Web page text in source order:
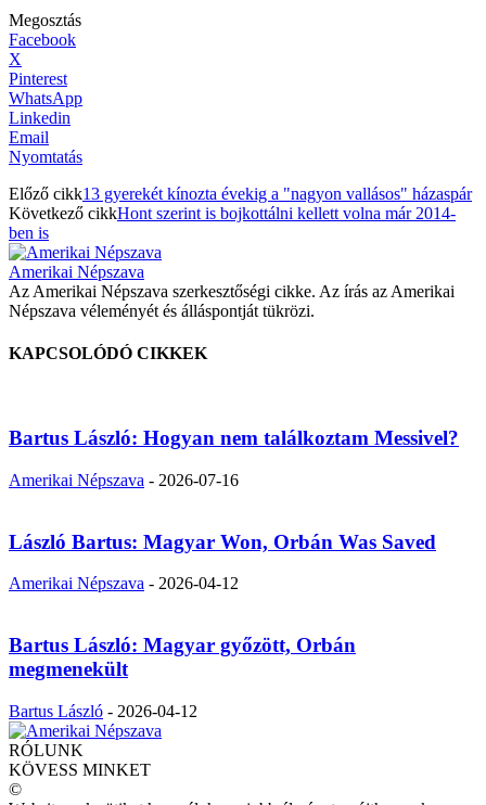
Megosztás
Facebook
X
Pinterest
WhatsApp
Linkedin
Email
Nyomtatás
Előző cikk13 gyerekét kínozta évekig a "nagyon vallásos" házaspár
Következő cikkHont szerint is bojkottálni kellett volna már 2014-
ben is
Amerikai Népszava
Az Amerikai Népszava szerkesztőségi cikke. Az írás az Amerikai
Népszava véleményét és álláspontját tükrözi.
KAPCSOLÓDÓ CIKKEK
Bartus László: Hogyan nem találkoztam Messivel?
Amerikai Népszava - 2026-07-16
László Bartus: Magyar Won, Orbán Was Saved
Amerikai Népszava - 2026-04-12
Bartus László: Magyar győzött, Orbán
megmenekült
Bartus László - 2026-04-12
RÓLUNK
KÖVESS MINKET
©